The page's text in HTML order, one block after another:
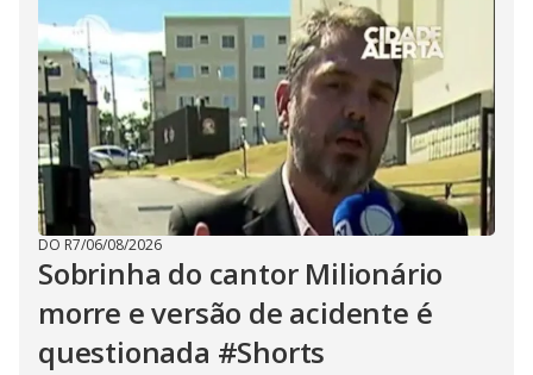
DO R7/06/08/2026
Sobrinha do cantor Milionário
morre e versão de acidente é
questionada #Shorts